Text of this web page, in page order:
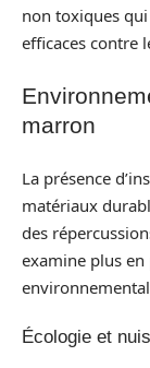
non toxiques
efficaces contre
marron
La présence
matériaux
des
examine plus
Écologie et